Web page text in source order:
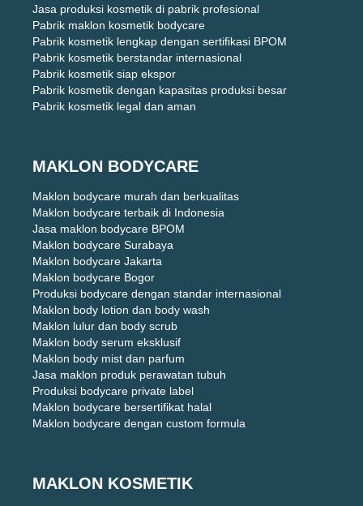
Jasa produksi kosmetik di pabrik profesional
Pabrik maklon kosmetik bodycare
Pabrik kosmetik lengkap dengan sertifikasi BPOM
Pabrik kosmetik berstandar internasional
Pabrik kosmetik siap ekspor
Pabrik kosmetik dengan kapasitas produksi besar
Pabrik kosmetik legal dan aman
MAKLON BODYCARE
Maklon bodycare murah dan berkualitas
Maklon bodycare terbaik di Indonesia
Jasa maklon bodycare BPOM
Maklon bodycare Surabaya
Maklon bodycare Jakarta
Maklon bodycare Bogor
Produksi bodycare dengan standar internasional
Maklon body lotion dan body wash
Maklon lulur dan body scrub
Maklon body serum eksklusif
Maklon body mist dan parfum
Jasa maklon produk perawatan tubuh
Produksi bodycare private label
Maklon bodycare bersertifikat halal
Maklon bodycare dengan custom formula
MAKLON KOSMETIK